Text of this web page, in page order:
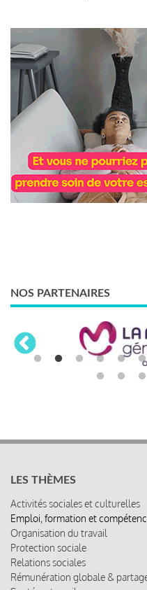
NOS PARTENAIRES
LES THÈMES
Activités sociales et culturelles
Emploi, formation et
Organisation du travail
Protection sociale
Relations sociales
Rémunération globale &